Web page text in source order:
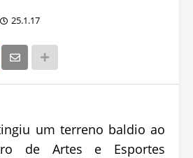
25.1.17
um terreno baldio ao
de Artes e Esportes